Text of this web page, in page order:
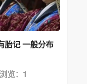
胎记 一般分布
浏览：1